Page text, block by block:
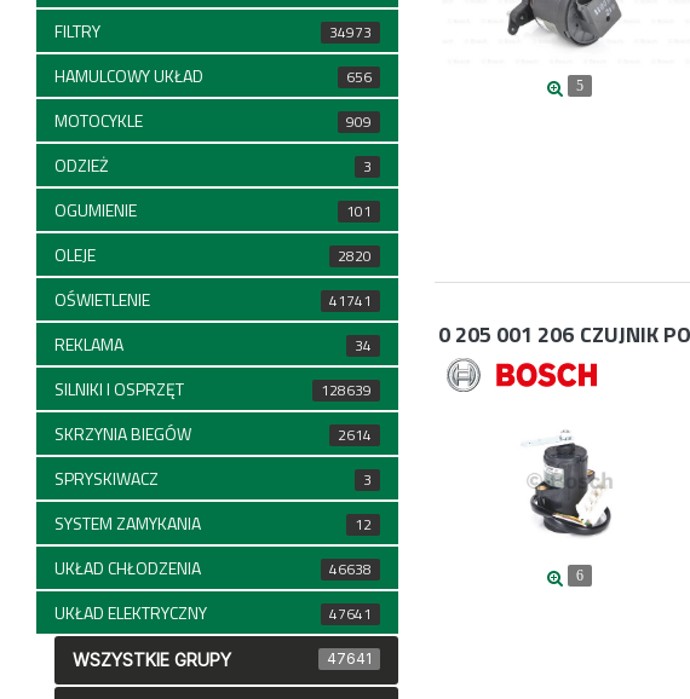
5
0 205 001 206 CZUJNIK
6
FILTRY 34973
HAMULCOWY UKŁAD 656
MOTOCYKLE 909
ODZIEŻ 3
OGUMIENIE 101
OLEJE 2820
OŚWIETLENIE 41741
REKLAMA 34
SILNIKI I OSPRZĘT 128639
SKRZYNIA BIEGÓW 2614
SPRYSKIWACZ 3
SYSTEM ZAMYKANIA 12
UKŁAD CHŁODZENIA 46638
UKŁAD ELEKTRYCZNY 47641
WSZYSTKIE GRUPY 47641